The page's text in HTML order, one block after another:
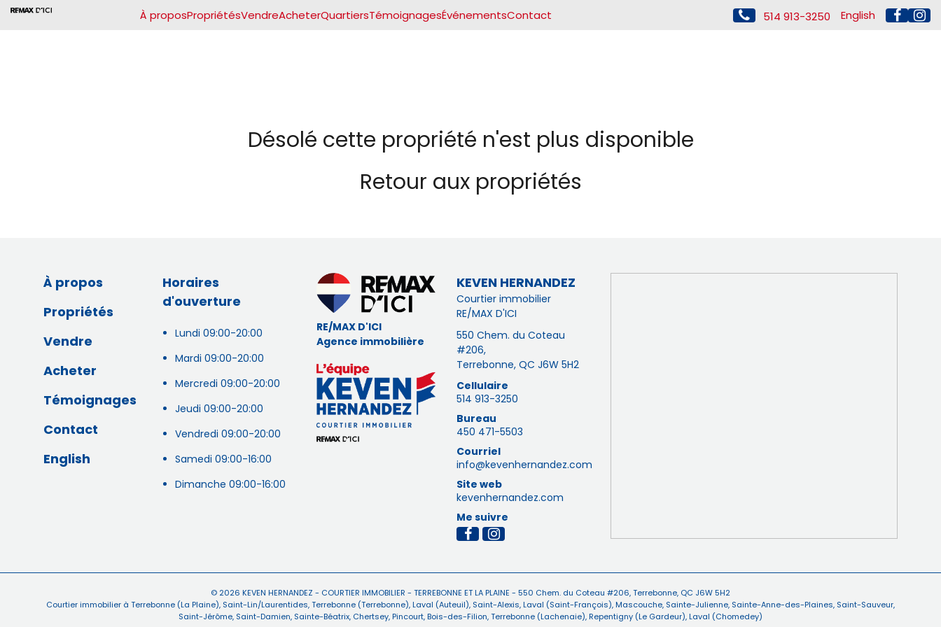
À proposPropriétésVendreAcheterQuartiersTémoignagesÉvénementsContact 514 913-3250 English
Désolé cette propriété n'est plus disponible
Retour aux propriétés
À propos
Propriétés
Vendre
Acheter
Témoignages
Contact
English
Horaires
d'ouverture
Lundi 09:00-20:00
Mardi 09:00-20:00
Mercredi 09:00-20:00
Jeudi 09:00-20:00
Vendredi 09:00-20:00
Samedi 09:00-16:00
Dimanche 09:00-16:00
RE/MAX D'ICI
Agence immobilière
KEVEN HERNANDEZ
Courtier immobilier
RE/MAX D'ICI
550 Chem. du Coteau
#206,
Terrebonne, QC J6W 5H2
Cellulaire
514 913-3250
Bureau
450 471-5503
Courriel
info@kevenhernandez.com
Site web
kevenhernandez.com
Me suivre
© 2026 KEVEN HERNANDEZ - COURTIER IMMOBILIER - TERREBONNE ET LA PLAINE - 550 Chem. du Coteau #206, Terrebonne, QC J6W 5H2
Courtier immobilier à Terrebonne (La Plaine), Saint-Lin/Laurentides,Terrebonne (Terrebonne), Laval (Auteuil), Saint-Alexis, Laval (Saint-François), Mascouche, Sainte-Julienne, Sainte-Anne-des-Plaines, Saint-Sauveur,
Saint-Jérôme, Saint-Damien, Sainte-Béatrix, Chertsey, Pincourt, Bois-des-Filion,Terrebonne (Lachenaie), Repentigny (Le Gardeur), Laval (Chomedey)